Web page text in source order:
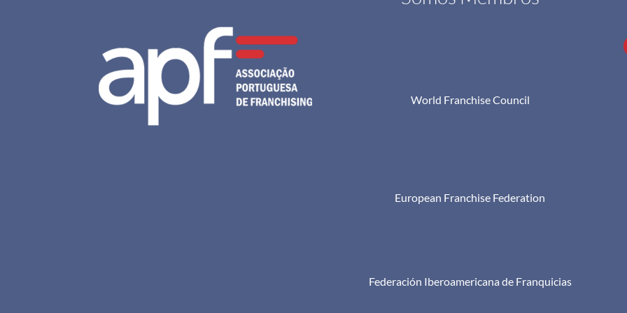
World Franchise Council
European Franchise Federation
Federación Iberoamericana de Franquicias